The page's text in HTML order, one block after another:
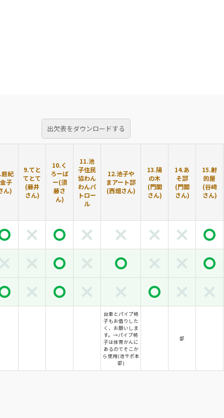
出欠表をダウンロードする
紀
子
ん)
9.てと
てとて
(藤井
さん)
10.く
ろーば
ー(須
藤さ
ん)
11.池
子住民
協わん
わんパ
トロー
ル
12.池子や
まアート部
(西畑さん)
13.陽
の木
(門間
さん)
14.あ
そ部
(門間
さん)
15.射
的屋
(谷﨑
さん)
台車とパイプ椅
子もお借りした
く、お願いしま
す。→パイプ椅
子は体育かんに
あるのでそこか
ら使用(池サポ本
部)
部